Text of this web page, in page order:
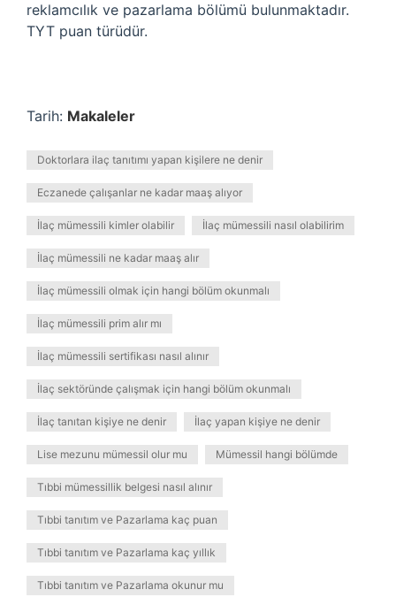
reklamcılık ve pazarlama bölümü bulunmaktadır.
TYT puan türüdür.
Tarih: Makaleler
Doktorlara ilaç tanıtımı yapan kişilere ne denir
Eczanede çalışanlar ne kadar maaş alıyor
İlaç mümessili kimler olabilir İlaç mümessili nasıl olabilirim
İlaç mümessili ne kadar maaş alır
İlaç mümessili olmak için hangi bölüm okunmalı
İlaç mümessili prim alır mı
İlaç mümessili sertifikası nasıl alınır
İlaç sektöründe çalışmak için hangi bölüm okunmalı
İlaç tanıtan kişiye ne denir İlaç yapan kişiye ne denir
Lise mezunu mümessil olur mu Mümessil hangi bölümde
Tıbbi mümessillik belgesi nasıl alınır
Tıbbi tanıtım ve Pazarlama kaç puan
Tıbbi tanıtım ve Pazarlama kaç yıllık
Tıbbi tanıtım ve Pazarlama okunur mu